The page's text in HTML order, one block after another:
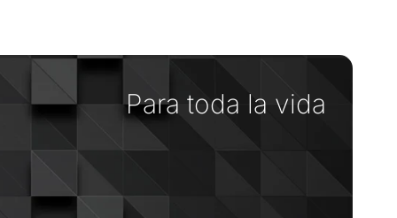
Para toda la vida